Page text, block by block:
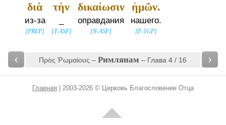
διὰ
из-за
[PREP]
τὴν
[T-ASF]
δικαίωσιν
оправдания
[N-ASF]
ἡμῶν.
нашего.
[P-1GP]
‹ Πρὸς Ῥωμαίους –Римлянам – Глава 4 / 16 ›
Главная | 2003-2026 © Церковь Благословение Отца